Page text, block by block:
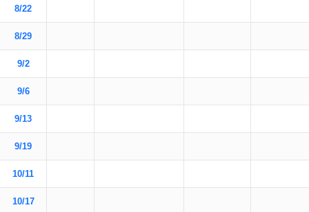
8/22
8/29
9/2
9/6
9/13
9/19
10/11
10/17